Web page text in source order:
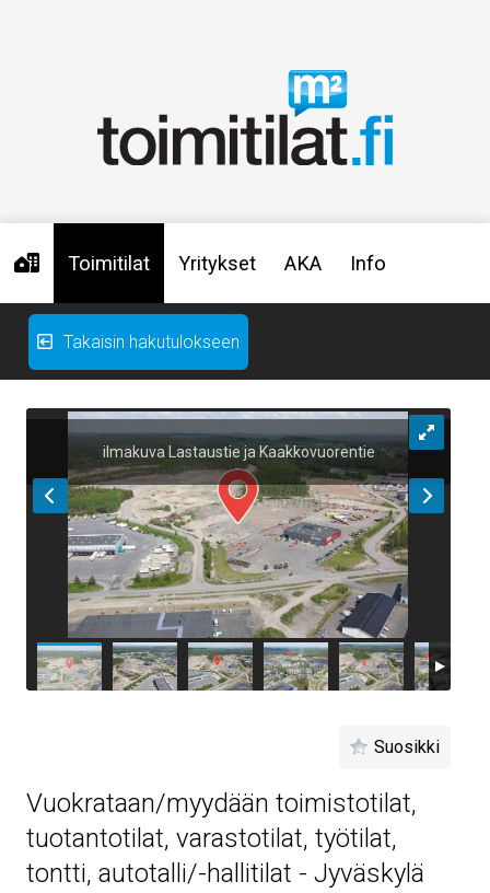
Toimitilat Yritykset AKA Info
Takaisin hakutulokseen
ilmakuva Lastaustie ja Kaakkovuorentie
Suosikki
Vuokrataan/myydään toimistotilat,
tuotantotilat, varastotilat, työtilat,
tontti, autotalli/-hallitilat - Jyväskylä